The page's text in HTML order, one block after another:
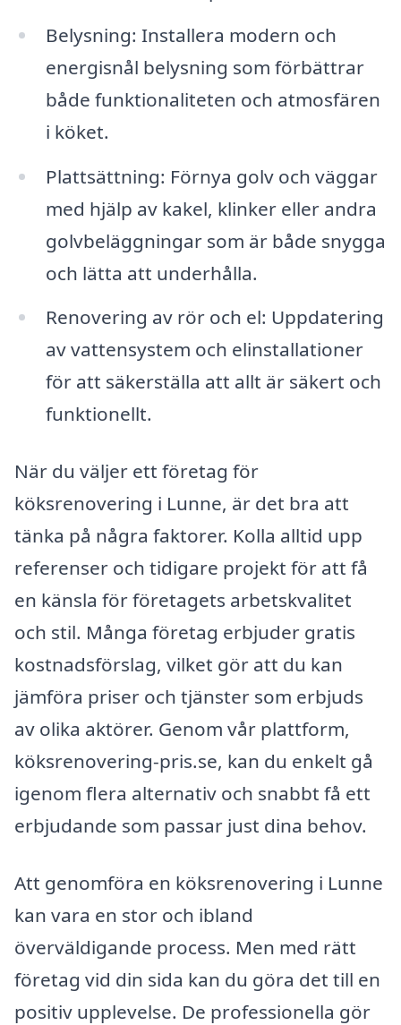
Belysning: Installera modern och
energisnål belysning som förbättrar
både funktionaliteten och atmosfären
i köket.
Plattsättning: Förnya golv och väggar
med hjälp av kakel, klinker eller andra
golvbeläggningar som är både snygga
och lätta att underhålla.
Renovering av rör och el: Uppdatering
av vattensystem och elinstallationer
för att säkerställa att allt är säkert och
funktionellt.
När du väljer ett företag för
köksrenovering i Lunne, är det bra att
tänka på några faktorer. Kolla alltid upp
referenser och tidigare projekt för att få
en känsla för företagets arbetskvalitet
och stil. Många företag erbjuder gratis
kostnadsförslag, vilket gör att du kan
jämföra priser och tjänster som erbjuds
av olika aktörer. Genom vår plattform,
köksrenovering-pris.se, kan du enkelt gå
igenom flera alternativ och snabbt få ett
erbjudande som passar just dina behov.
Att genomföra en köksrenovering i Lunne
kan vara en stor och ibland
överväldigande process. Men med rätt
företag vid din sida kan du göra det till en
positiv upplevelse. De professionella gör